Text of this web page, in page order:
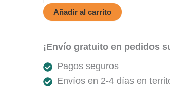
cantidadAñadir al carrito
¡Envío gratuito en pedidos
Pagos seguros
Envíos en 2-4 días en